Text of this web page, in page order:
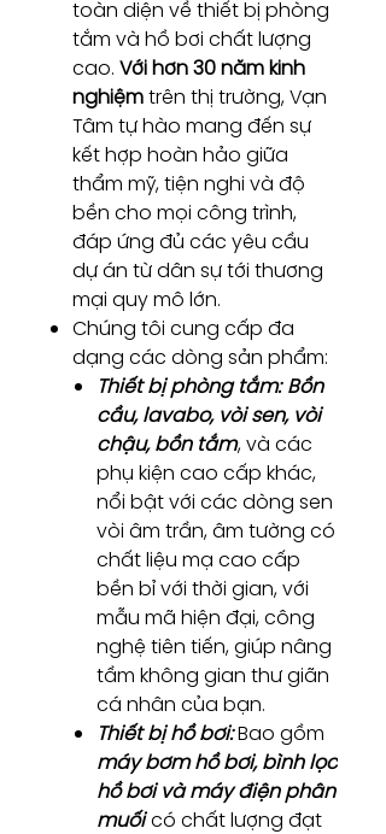
toàn diện về thiết bị phòng
tắm và hồ bơi chất lượng
cao. Với hơn 30 năm kinh
nghiệmtrên thị trường, Vạn
Tâm tự hào mang đến sự
kết hợp hoàn hảo giữa
thẩm mỹ, tiện nghi và độ
bền cho mọi công trình,
đáp ứng đủ các yêu cầu
dự án từ dân sự tới thương
mại quy mô lớn.
Chúng tôi cung cấp đa
dạng các dòng sản phẩm:
Thiết bị phòng tắm: Bồn
cầu, lavabo, vòi sen, vòi
chậu, bồn tắm, và các
phụ kiện cao cấp khác,
nổi bật với các dòng sen
vòi âm trần, âm tường có
chất liệu mạ cao cấp
bền bỉ với thời gian, với
mẫu mã hiện đại, công
nghệ tiên tiến, giúp nâng
tầm không gian thư giãn
cá nhân của bạn.
Thiết bị hồ bơi:Bao gồm
máy bơm hồ bơi, bình lọc
hồ bơi và máy điện phân
muốicó chất lượng đạt